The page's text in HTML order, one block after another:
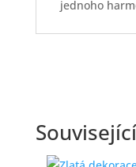
jednoho